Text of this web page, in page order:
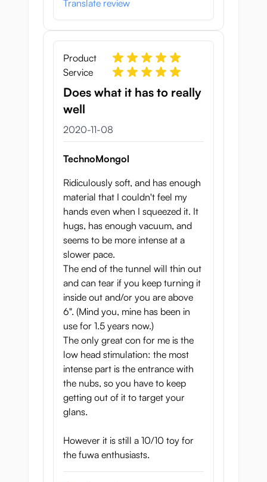
Translate review
Product
Service
Does what it has to really
well
8 november 2020
2020-11-08
TechnoMongol
Ridiculously soft, and has enough
material that I couldn't feel my
hands even when I squeezed it. It
hugs, has enough vacuum, and
seems to be more intense at a
slower pace.
The end of the tunnel will thin out
and can tear if you keep turning it
inside out and/or you are above
6". (Mind you, mine has been in
use for 1.5 years now.)
The only great con for me is the
low head stimulation: the most
intense part is the entrance with
the nubs, so you have to keep
getting out of it to target your
glans.
However it is still a 10/10 toy for
the fuwa enthusiasts.